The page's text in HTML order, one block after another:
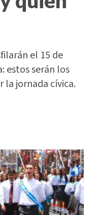
el 15 de
estos serán los
la jornada cívica.